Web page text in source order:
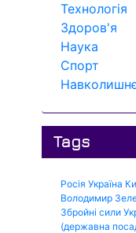
Технологія
Здоров'я
Наука
Спорт
Tags
Росія Україна
Володимир
Збройні сили
(державна